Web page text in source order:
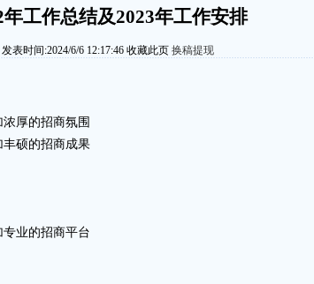
工作总结及2023年工作安排
发表时间:2024/6/6 12:17:46 收藏此页 换稿提现
厚的招商氛围
丰硕的招商成果
专业的招商平台